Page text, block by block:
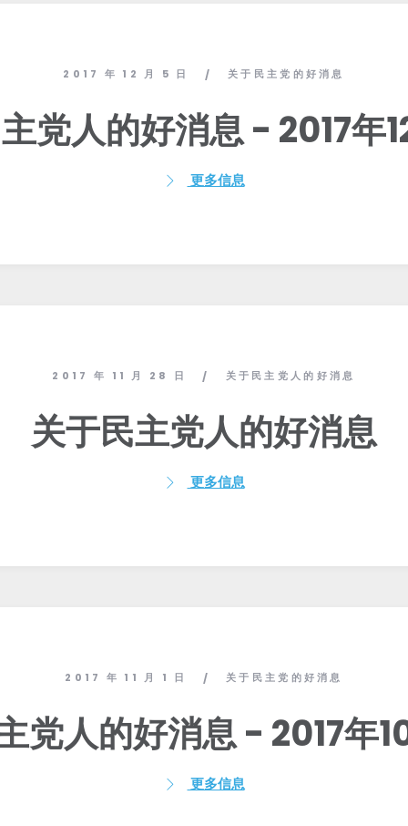
行动
捐赠
2017 年 12 月 5 日 / 关于民主党的好消息
党人的好消息 - 2017年
更多信息
2017 年 11 月 28 日 / 关于民主党人的好消息
关于民主党人的好消息
更多信息
2017 年 11 月 1 日 / 关于民主党的好消息
党人的好消息 - 2017年
更多信息